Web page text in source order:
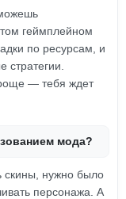
геймплейном
по ресурсам, и
— тебя ждет
мода?
скины, нужно было
персонажа. А